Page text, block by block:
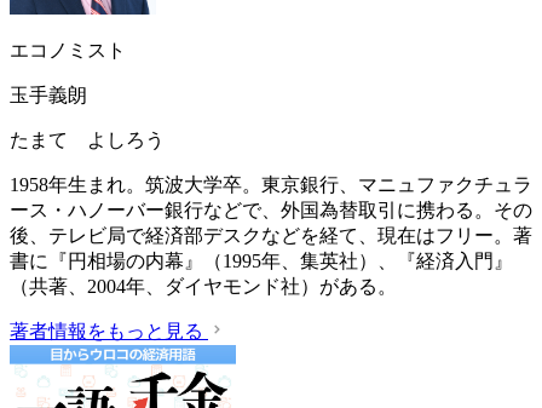
エコノミスト
玉手義朗
たまて よしろう
1958年生まれ。筑波大学卒。東京銀行、マニュファクチュラ
ース・ハノーバー銀行などで、外国為替取引に携わる。その
後、テレビ局で経済部デスクなどを経て、現在はフリー。著
書に『円相場の内幕』（1995年、集英社）、『経済入門』
（共著、2004年、ダイヤモンド社）がある。
著者情報をもっと見る